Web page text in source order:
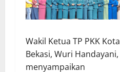
Wakil Ketua TP PKK Kota
Bekasi, Wuri Handayani,
menyampaikan